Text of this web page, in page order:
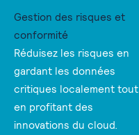
Gestion des risques et
conformité
Réduisez les risques en
gardant les données
critiques localement tout
en profitant des
innovations du cloud.